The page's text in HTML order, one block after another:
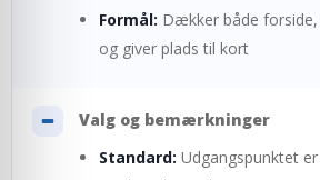
Formål: Dækker både
og giver plads til kort
Valg og bemærkninger
Standard: Udgangspunktet